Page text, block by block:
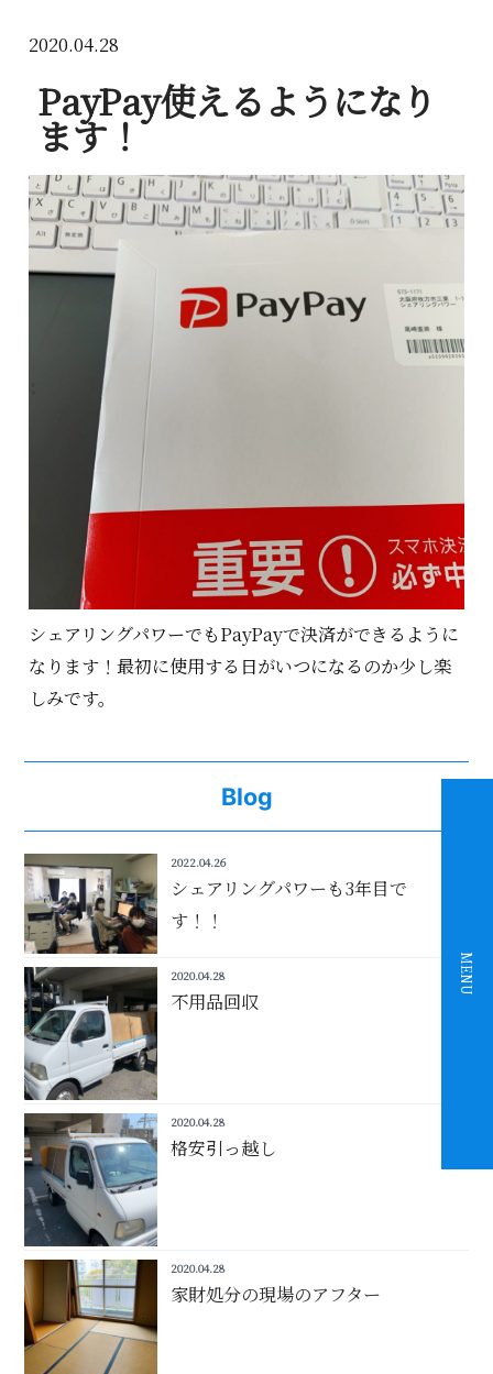
MENU
2020.04.28
PayPay使えるようになり
ます！
シェアリングパワーでもPayPayで決済ができるように
なります！最初に使用する日がいつになるのか少し楽
しみです。
Blog
2022.04.26
シェアリングパワーも3年目で
す！！
2020.04.28
不用品回収
2020.04.28
格安引っ越し
2020.04.28
家財処分の現場のアフター